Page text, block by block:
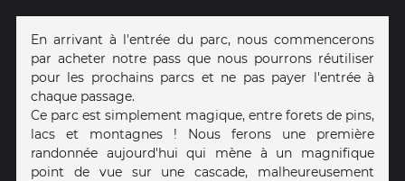
En arrivant à l'entrée du parc, nous commencerons
par acheter notre pass que nous pourrons réutiliser
pour les prochains parcs et ne pas payer l'entrée à
chaque passage.
Ce parc est simplement magique, entre forets de pins,
lacs et montagnes ! Nous ferons une première
randonnée aujourd'hui qui mène à un magnifique
point de vue sur une cascade, malheureusement